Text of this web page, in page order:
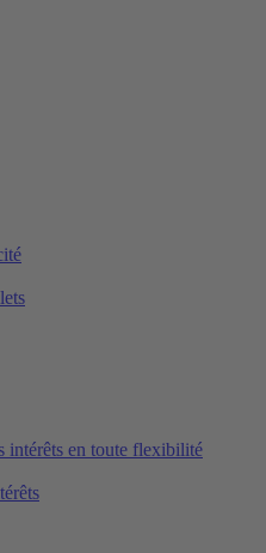
intérêts en toute flexibilité